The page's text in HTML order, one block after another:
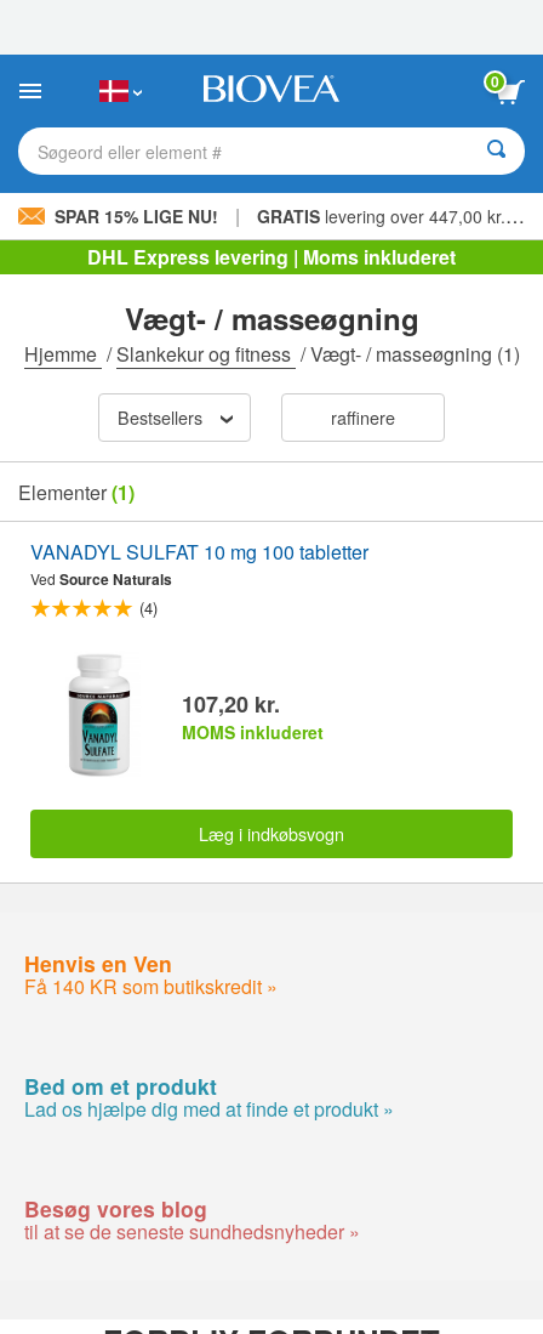
websted
0
Søgeord eller element #
SPAR 15% LIGE NU! | GRATIS levering over 447,00 kr. »
DHL Express levering | Moms inkluderet
Vægt- / masseøgning
Hjemme /Slankekur og fitness /Vægt- / masseøgning (1)
Bestsellers raffinere
Elementer(1)
VANADYL SULFAT 10 mg 100 tabletter
Ved Source Naturals
(4)
107,20 kr.
MOMS inkluderet
Læg i indkøbsvogn
Henvis en Ven
Få 140 KR som butikskredit »
Bed om et produkt
Lad os hjælpe dig med at finde et produkt »
Besøg vores blog
til at se de seneste sundhedsnyheder »